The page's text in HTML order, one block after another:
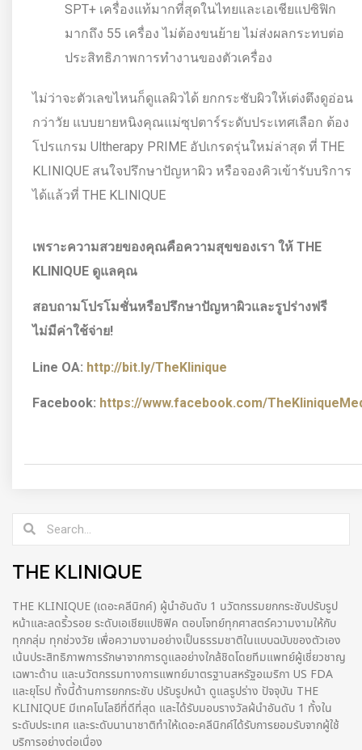
SPT+ เครื่องแท้มากที่สุดในไทยและเอเชียแปซิฟิก
มากถึง 55 เครื่อง ไม่ต้องขนย้าย ไม่ส่งผลกระทบต่อ
ประสิทธิภาพการทำงานของตัวเครื่อง
ไม่ว่าจะตัวเลขไหนก็ดูแลผิวได้ ยกกระชับผิวให้เต่งตึงดูอ่อน
กว่าวัย แบบยายหนิงคุณแม่ซุปตาร์ระดับประเทศเลือก ต้อง
โปรแกรม Ultherapy PRIME อัปเกรดรุ่นใหม่ล่าสุด ที่ THE
KLINIQUE สนใจปรึกษาปัญหาผิว หรือจองคิวเข้ารับบริการ
ได้แล้วที่ THE KLINIQUE
เพราะความสวยของคุณคือความสุขของเรา ให้ THE
KLINIQUE ดูแลคุณ
สอบถามโปรโมชั่นหรือปรึกษาปัญหาผิวและรูปร่างฟรี
ไม่มีค่าใช้จ่าย!
Line OA: http://bit.ly/TheKlinique
Facebook: https://www.facebook.com/
THE KLINIQUE
THE KLINIQUE (เดอะคลีนิกค์) ผู้นำอันดับ 1 นวัตกรรมยกกระชับปรับรูป
หน้าและลดริ้วรอย ระดับเอเชียแปซิฟิค ตอบโจทย์ทุกศาสตร์ความงามให้กับ
ทุกกลุ่ม ทุกช่วงวัย เพื่อความงามอย่างเป็นธรรมชาติในแบบฉบับของตัวเอง
เน้นประสิทธิภาพการรักษาจากการดูแลอย่างใกล้ชิดโดยทีมแพทย์ผู้เชี่ยวชาญ
เฉพาะด้าน และนวัตกรรมทางการแพทย์มาตรฐานสหรัฐอเมริกา US FDA
และยุโรป ทั้งนี้ด้านการยกกระชับ ปรับรูปหน้า ดูแลรูปร่าง ปัจจุบัน THE
KLINIQUE มีเทคโนโลยีที่ดีที่สุด และได้รับมอบรางวัลผ้นำอันดับ 1 ทั้งใน
ระดับประเทศ และระดับนานาชาติทําให้เดอะคลีนิกค์ได้รับการยอมรับจากผู้ใช้
บริการอย่างต่อเนื่อง